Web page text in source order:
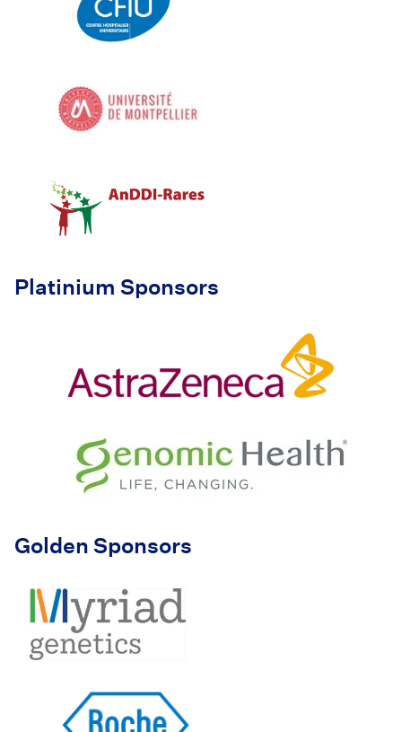
Platinium Sponsors
Golden Sponsors